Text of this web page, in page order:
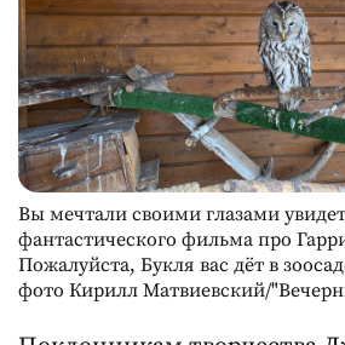
Вы мечтали своими глазами
фантастического фильма про
Пожалуйста, Букля вас дёт в
фото Кирилл Матвиевский/